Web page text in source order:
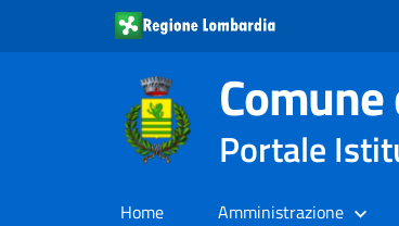
Portale
Home Amministrazione